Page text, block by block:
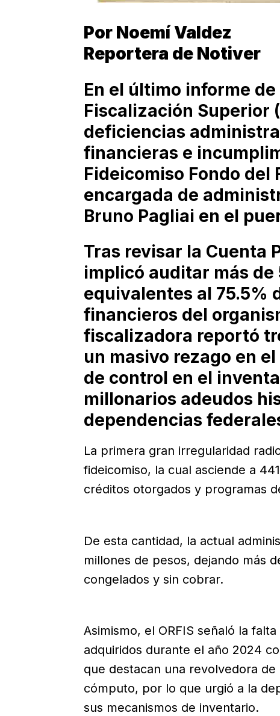
Por Noemí Valdez
Reportera de Notiver
En el último informe de
Fiscalización Superior
deficiencias
financieras e
Fideicomiso Fondo del
encargada de
Bruno Pagliai en el
Tras revisar la Cuenta
implicó auditar más
equivalentes al 75.5%
financieros del
fiscalizadora reportó
un masivo rezago en
de control en el
millonarios adeudos
dependencias
La primera gran irregularidad
fideicomiso, la cual asciende a
créditos otorgados y programas
De esta cantidad, la actual
millones de pesos, dejando más
congelados y sin cobrar.
Asimismo, el ORFIS señaló la
adquiridos durante el año 2024
que destacan una revolvedora
cómputo, por lo que urgió a la
sus mecanismos de inventario.